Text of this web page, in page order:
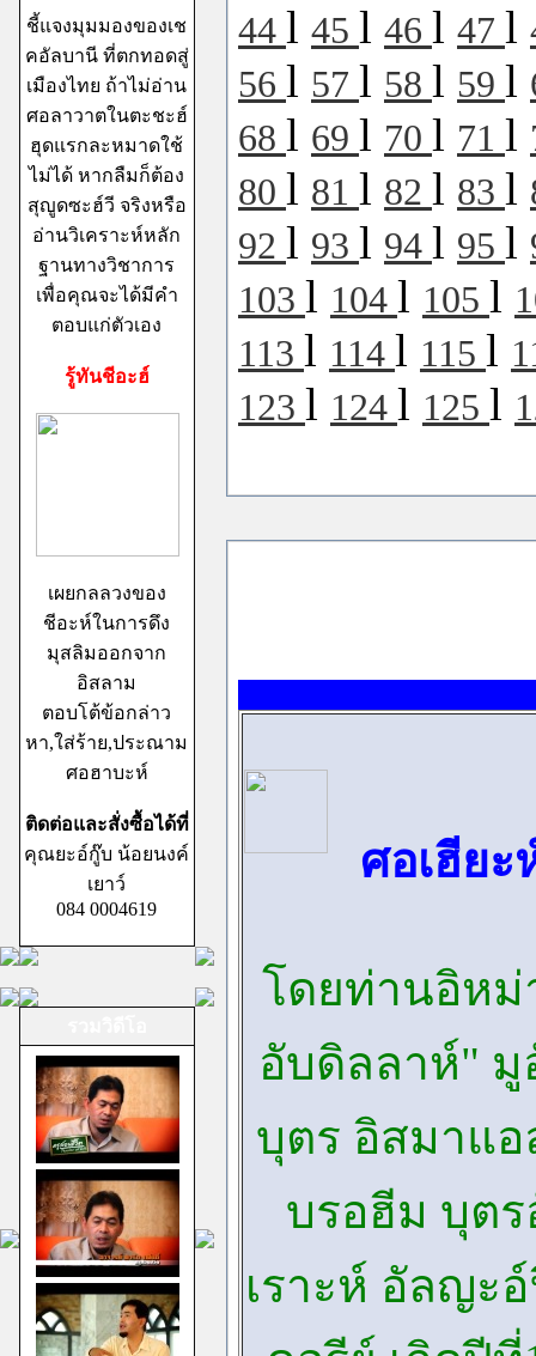
ชี้แจงมุมมองของเช
คอัลบานี ที่ตกทอดสู่
เมืองไทย ถ้าไม่อ่าน
ศอลาวาตในตะชะฮ์
ฮุดแรกละหมาดใช้
ไม่ได้ หากลืมก็ต้อง
สุญูดซะฮ์วี จริงหรือ
อ่านวิเคราะห์หลัก
ฐานทางวิชาการ
เพื่อคุณจะได้มีคำ
ตอบแก่ตัวเอง
รู้ทันชีอะฮ์
เผยกลลวงของ
ชีอะห์ในการดึง
มุสลิมออกจาก
อิสลาม
ตอบโต้ข้อกล่าว
หา,ใส่ร้าย,ประณาม
ศอฮาบะห์
ติดต่อและสั่งซื้อได้ที่
คุณยะอ์กู๊บ น้อยนงค์
เยาว์
084 0004619
44 l 45 l 46 l 47 l
56 l 57 l 58 l 59 l
68 l 69 l 70 l 71 l
80 l 81 l 82 l 83 l
92 l 93 l 94 l 95 l
103 l 104 l 105 l
113 l 114 l 115 l
123 l 124 l 125 l
ศอเฮีย
โดยท่านอิหม่
อับดิลลาห์"
บุตร อิสมาแ
บรอฮีม บุต
เราะห์ อัลญะ